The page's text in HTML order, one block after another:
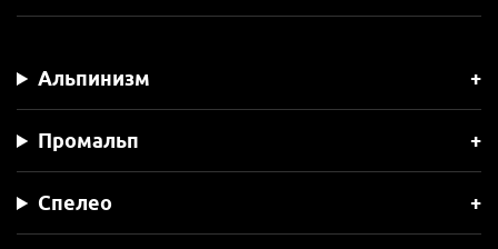
Альпинизм
Промальп
Спелео